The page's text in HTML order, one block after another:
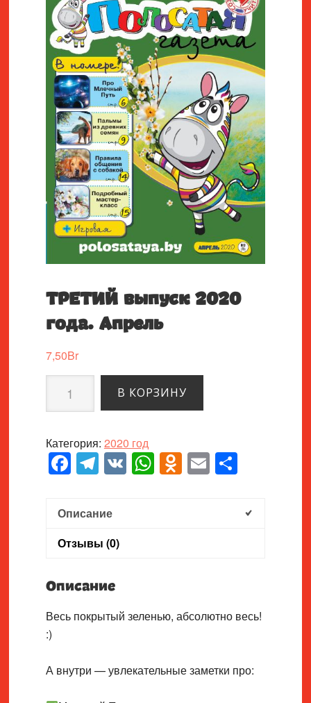
ТРЕТИЙ выпуск 2020
года. Апрель
7,50Br
товара
выпуск
2020
года.
В КОРЗИНУ
Категория: 2020 год
Facebook
Telegram
VKWhatsApp
Email
Описание
Отзывы (0)
Описание
Весь покрытый зеленью, абсолютно весь!
:)
А внутри — увлекательные заметки про: